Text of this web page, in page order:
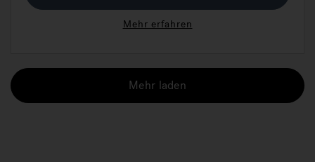
Mehr erfahren
Mehr laden